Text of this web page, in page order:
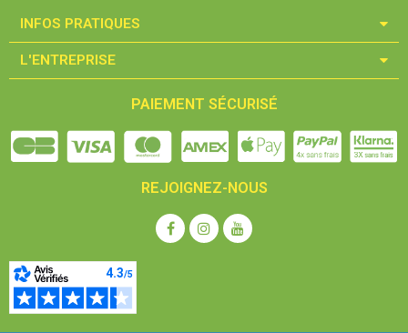
INFOS PRATIQUES​
L'ENTREPRISE​
PAIEMENT SÉCURISÉ
REJOIGNEZ-NOUS